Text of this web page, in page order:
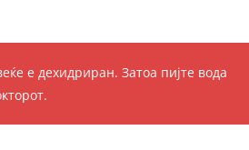
е дехидриран. Затоа пијте вода